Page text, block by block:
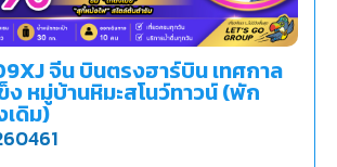
จีน บินตรงฮาร์บิน เทศกาล
หมู่บ้านหิมะสโนว์ทาวน์ (พัก
เดิม)